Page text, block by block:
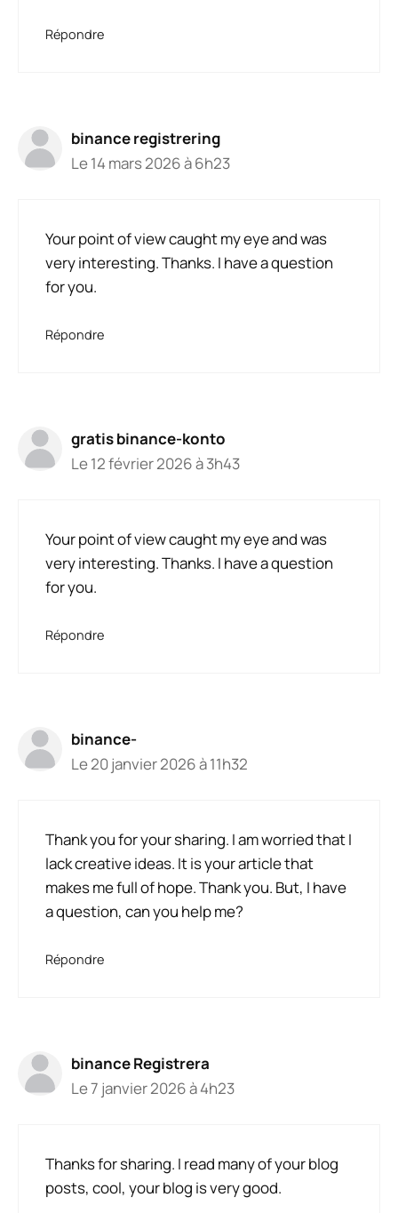
Répondre
binance registrering
Le 14 mars 2026 à 6h23
Your point of view caught my eye and was
very interesting. Thanks. I have a question
for you.
Répondre
gratis binance-konto
Le 12 février 2026 à 3h43
Your point of view caught my eye and was
very interesting. Thanks. I have a question
for you.
Répondre
binance-
Le 20 janvier 2026 à 11h32
Thank you for your sharing. I am worried that I
lack creative ideas. It is your article that
makes me full of hope. Thank you. But, I have
a question, can you help me?
Répondre
binance Registrera
Le 7 janvier 2026 à 4h23
Thanks for sharing. I read many of your blog
posts, cool, your blog is very good.